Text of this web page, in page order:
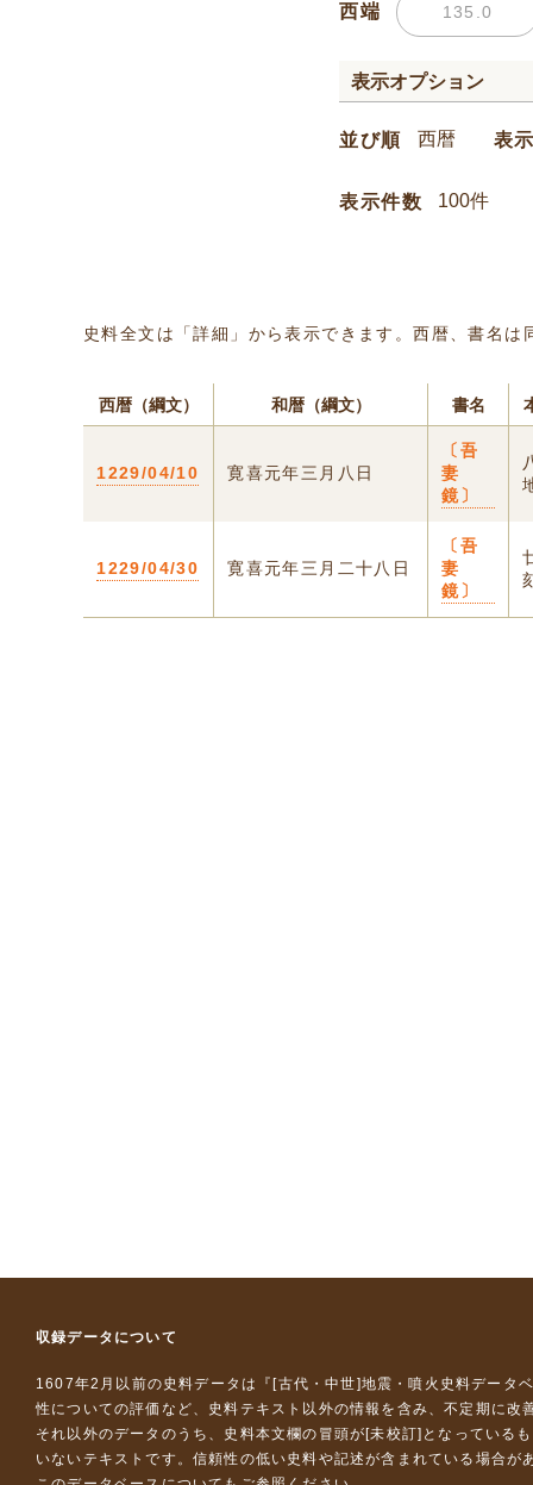
西端
表示オプション
並び順 表
表示件数
史料全文は「詳細」から表示できます。西暦、書名
西暦（綱文） 和暦（綱文） 書名
1229/04/10 寛喜元年三月八日
〔吾
妻
鏡〕
1229/04/30 寛喜元年三月二十八日
〔吾
妻
鏡〕
収録データについて
1607年2月以前の史料データは『 [古代・中世]地震・噴火史料データ
性についての評価など、史料テキスト以外の情報を含み、不定期に改
それ以外のデータのうち、史料本文欄の冒頭が[未校訂]となっている
いないテキストです。信頼性の低い史料や記述が含まれている場合が